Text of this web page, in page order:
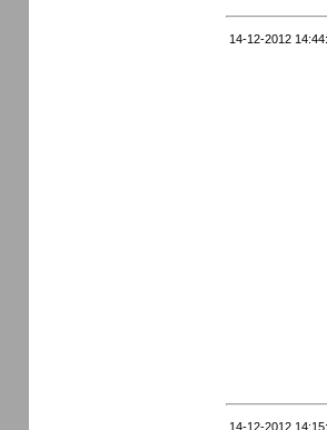
14-12-2012
14-12-2012